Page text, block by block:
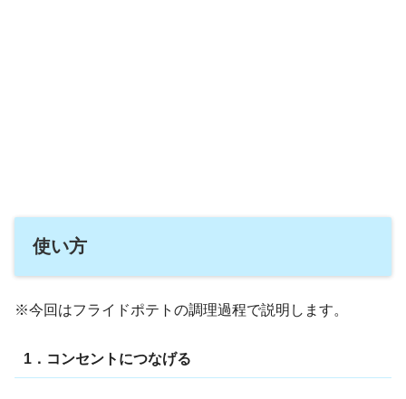
使い方
※今回はフライドポテトの調理過程で説明します。
1．コンセントにつなげる